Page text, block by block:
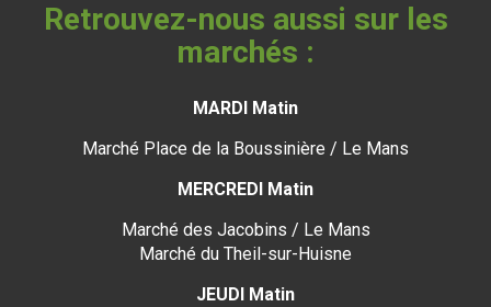
Retrouvez-nous aussi sur les
marchés :
MARDI Matin
Marché Place de la Boussinière / Le Mans
MERCREDI Matin
Marché des Jacobins / Le Mans
Marché du Theil-sur-Huisne
JEUDI Matin